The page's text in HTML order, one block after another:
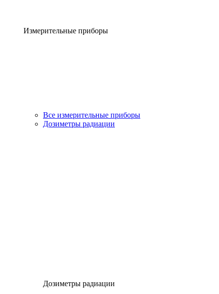
Измерительные приборы
Все измерительные приборы
Дозиметры радиации
Дозиметры радиации